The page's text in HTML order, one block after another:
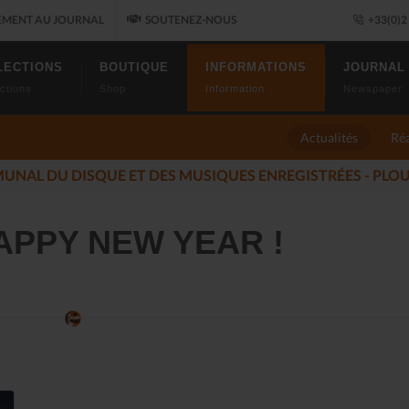
AU JOURNAL SOUTENEZ-NOUS
BOUTIQUE INFORMATIONS
Information
JOURNAL
Actualités
JAZZ FONT SALON, LE PROGRAMME (2025-11-14)
NEW YEAR !